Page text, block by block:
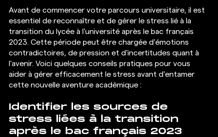
Avant de commencer votre parcours universitaire, il est
essentiel de reconnaître et de gérer le stress lié à la
transition du lycée à l'université après le bac français
2023. Cette période peut être chargée d'émotions
contradictoires, de pression et d'incertitudes quant à
l'avenir. Voici quelques conseils pratiques pour vous
aider à gérer efficacement le stress avant d'entamer
cette nouvelle aventure académique :
Identifier les sources de
stress liées à la transition
après le bac français 2023